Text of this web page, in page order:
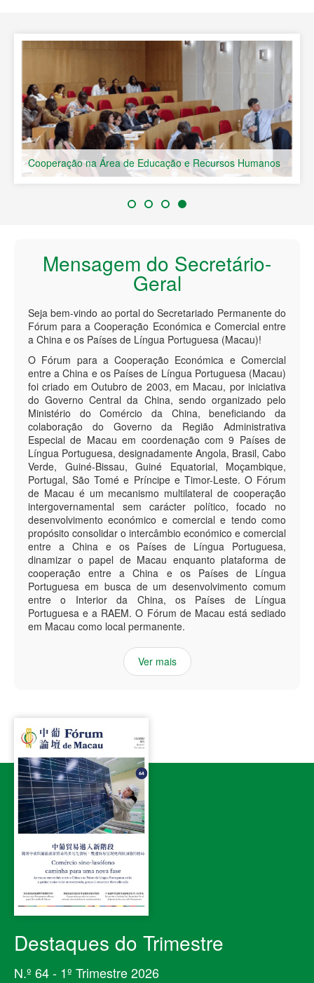
Cooperação na Área de Educação e Recursos Humanos
Mensagem do Secretário-
Geral
Seja bem-vindo ao portal do Secretariado Permanente do
Fórum para a Cooperação Económica e Comercial entre
a China e os Países de Língua Portuguesa (Macau)!
O Fórum para a Cooperação Económica e Comercial
entre a China e os Países de Língua Portuguesa (Macau)
foi criado em Outubro de 2003, em Macau, por iniciativa
do Governo Central da China, sendo organizado pelo
Ministério do Comércio da China, beneficiando da
colaboração do Governo da Região Administrativa
Especial de Macau em coordenação com 9 Países de
Língua Portuguesa, designadamente Angola, Brasil, Cabo
Verde, Guiné-Bissau, Guiné Equatorial, Moçambique,
Portugal, São Tomé e Príncipe e Timor-Leste. O Fórum
de Macau é um mecanismo multilateral de cooperação
intergovernamental sem carácter político, focado no
desenvolvimento económico e comercial e tendo como
propósito consolidar o intercâmbio económico e comercial
entre a China e os Países de Língua Portuguesa,
dinamizar o papel de Macau enquanto plataforma de
cooperação entre a China e os Países de Língua
Portuguesa em busca de um desenvolvimento comum
entre o Interior da China, os Países de Língua
Portuguesa e a RAEM. O Fórum de Macau está sediado
em Macau como local permanente.
Ver mais
Destaques do Trimestre
N.º 64 - 1º Trimestre 2026